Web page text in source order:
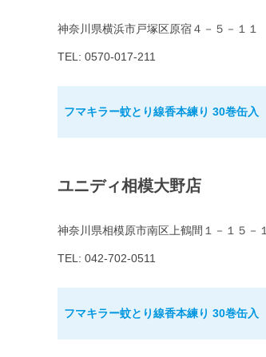
神奈川県横浜市戸塚区原宿４－５－１１
TEL: 0570-017-211
フマキラー蚊とり線香本練り 30巻缶入
ユニディ相模大野店
神奈川県相模原市南区上鶴間１－１５－１
TEL: 042-702-0511
フマキラー蚊とり線香本練り 30巻缶入